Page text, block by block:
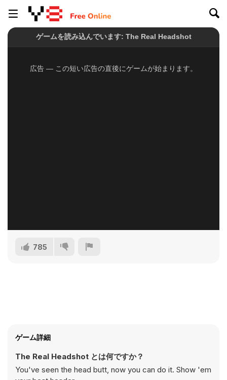
785
ゲーム詳細
The Real Headshot とは何ですか？
You've seen the head butt, now you can do it. Show 'em